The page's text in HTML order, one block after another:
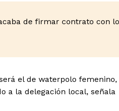
de firmar contrato con
el de waterpolo femenino,
a la delegación local, señala